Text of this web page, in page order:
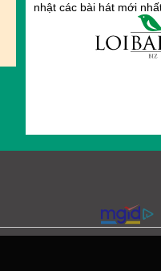
nhật các bài hát mới